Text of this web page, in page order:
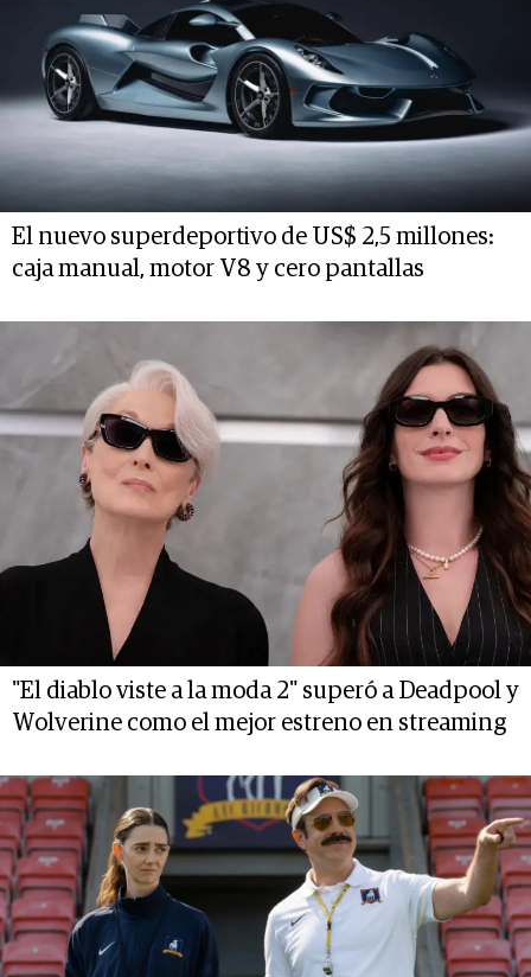
El nuevo superdeportivo de US$ 2,5 millones:
caja manual, motor V8 y cero pantallas
"El diablo viste a la moda 2" superó a Deadpool y
Wolverine como el mejor estreno en streaming